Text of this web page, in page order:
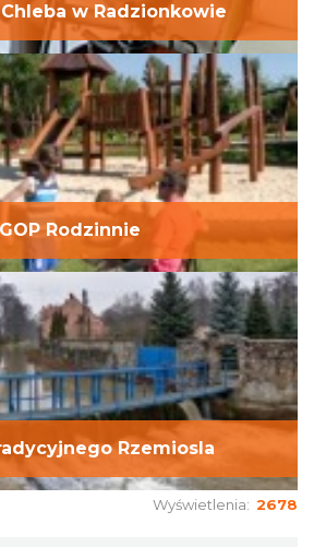
w Radzionkowie
GOP Rodzinnie
Rzemiosla
Wyświetlenia: 2678